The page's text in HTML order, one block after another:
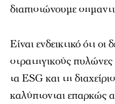
διαπιστώνουμε
Είναι ενδεικτικό ότι οι
στρατηγικούς
τα ESG και τη
καλύπτονται επαρκώς